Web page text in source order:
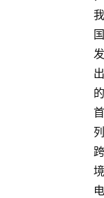
我
国
发
出
的
首
列
跨
境
电